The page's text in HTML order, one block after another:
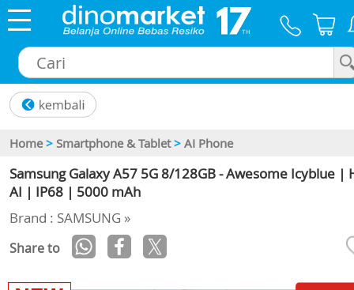
Home > Smartphone & Tablet > AI Phone
Samsung Galaxy A57 5G 8/128GB - Awesome Icyblue |
AI | IP68 | 5000 mAh
Brand : SAMSUNG »
Share to